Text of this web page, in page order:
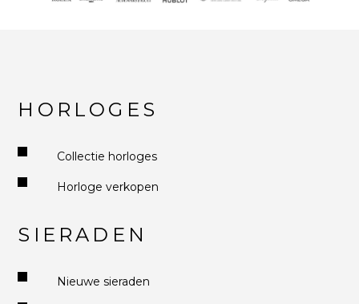
HORLOGES
Collectie horloges
Horloge verkopen
SIERADEN
Nieuwe sieraden